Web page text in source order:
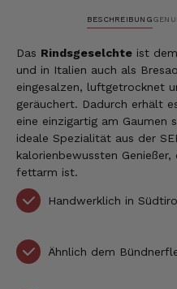
BESCHREIBUNG
Das Rindsgeselchte ist
und in Italien auch als
eingesalzen, luftgetrocknet
geräuchert. Dadurch erhält
eine einzigartig am Gaumen
ideale Spezialität aus der
kalorienbewussten
fettarm ist.
Handwerklich in
Ähnlich dem